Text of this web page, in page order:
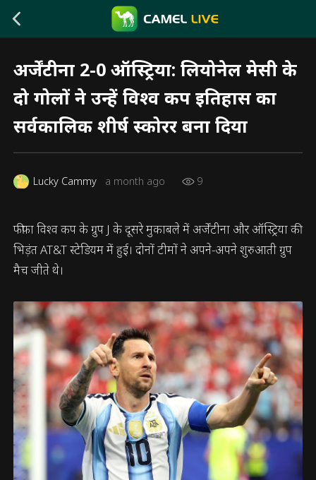
अर्जेंटीना 2-0 ऑस्ट्रिया: लियोनेल मेसी के
दो गोलों ने उन्हें विश्व कप इतिहास का
सर्वकालिक शीर्ष स्कोरर बना दिया
Lucky Cammy a month ago 9
फीफा विश्व कप के ग्रुप J के दूसरे मुकाबले में अर्जेंटीना और ऑस्ट्रिया की
भिड़ंत AT&T स्टेडियम में हुई। दोनों टीमों ने अपने-अपने शुरुआती ग्रुप
मैच जीते थे।